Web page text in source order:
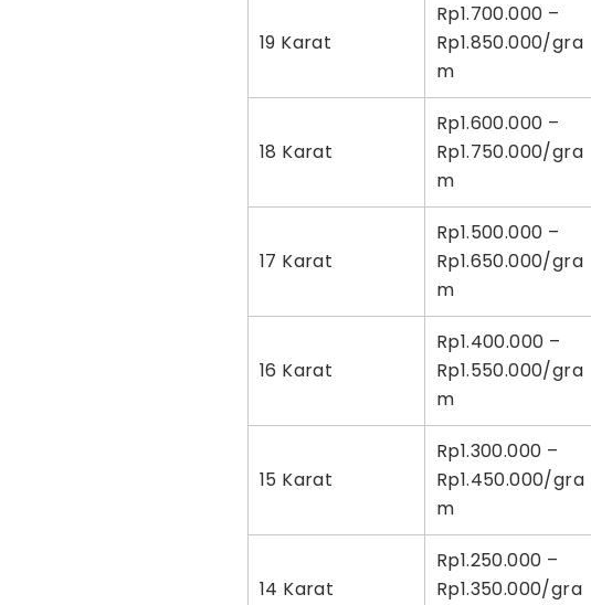
19 Karat
Rp1.700.000 –
Rp1.850.000/gra
m
18 Karat
Rp1.600.000 –
Rp1.750.000/gra
m
17 Karat
Rp1.500.000 –
Rp1.650.000/gra
m
16 Karat
Rp1.400.000 –
Rp1.550.000/gra
m
15 Karat
Rp1.300.000 –
Rp1.450.000/gra
m
14 Karat
Rp1.250.000 –
Rp1.350.000/gra